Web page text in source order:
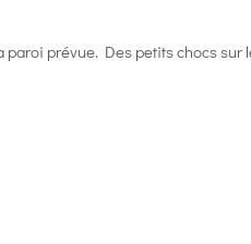
prévue. Des petits chocs sur